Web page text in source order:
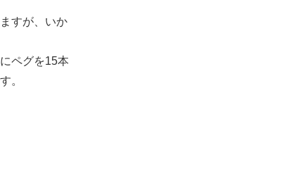
すが、いか
ペグを15本
。